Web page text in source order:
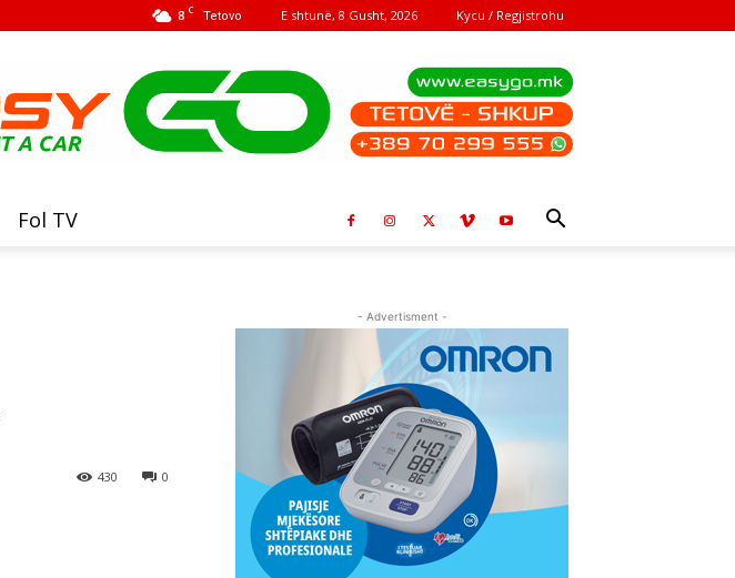
8 C Tetovo E shtunë, 8 Gusht, 2026 Kycu / Regjistrohu
Fol TV
0
430
- Advertisment -